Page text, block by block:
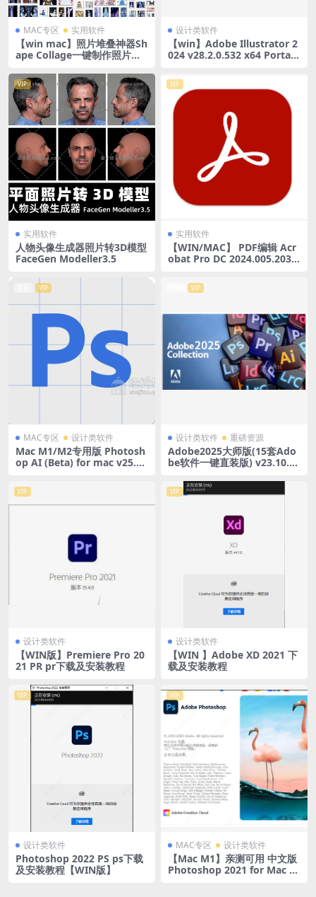
MAC专区 实用软件
【win mac】照片堆叠神器Sh
ape Collage一键制作照片堆
设计类软件
【win】Adobe Illustrator 2
024 v28.2.0.532 x64 Portabl
4
VIP
实用软件
人物头像生成器照片转3D模型
FaceGen Modeller3.5
VIP
实用软件
【WIN/MAC】 PDF编辑 Acr
obat Pro DC 2024.005.2032
VIP
MAC专区 设计类软件
Mac M1/M2专用版 Photosh
op AI (Beta) for mac v25.1.
图无需魔法
VIP
设计类软件 重磅资源
Adobe2025大师版(15套Ado
be软件一键直装版) v23.10.20
VIP
设计类软件
【WIN版】Premiere Pro 20
21 PR pr下载及安装教程
VIP
设计类软件
【WIN 】Adobe XD 2021 下
载及安装教程
VIP
设计类软件
Photoshop 2022 PS ps下载
及安装教程【WIN版】
VIP
MAC专区 设计类软件
【Mac M1】亲测可用 中文版
Photoshop 2021 for Mac v2